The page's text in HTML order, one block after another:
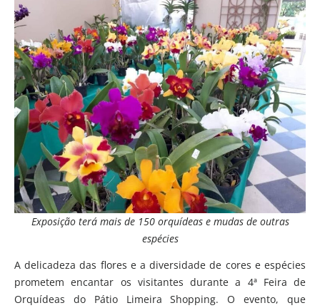
Exposição terá mais de 150 orquídeas e mudas de outras
espécies
A delicadeza das flores e a diversidade de cores e espécies
prometem encantar os visitantes durante a 4ª Feira de
Orquídeas do Pátio Limeira Shopping. O evento, que